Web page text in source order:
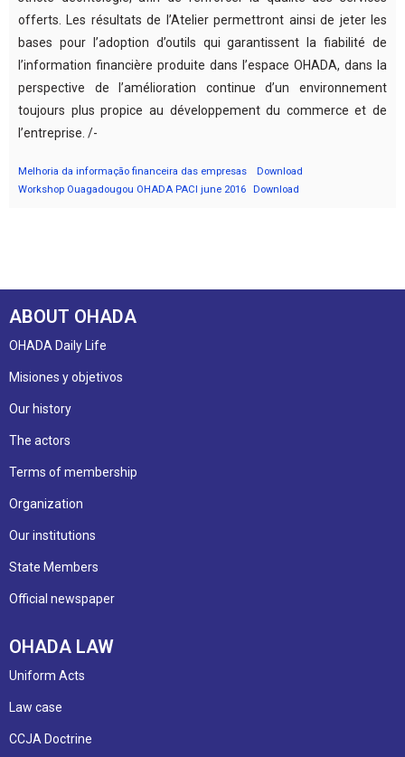
offerts. Les résultats de l’Atelier permettront ainsi de jeter les
bases pour l’adoption d’outils qui garantissent la fiabilité de
l’information financière produite dans l’espace OHADA, dans la
perspective de l’amélioration continue d’un environnement
toujours plus propice au développement du commerce et de
l’entreprise. /-
Melhoria da informação financeira das empresas
Download
Workshop Ouagadougou OHADA PACI june 2016
Download
ABOUT OHADA
OHADA Daily Life
Misiones y objetivos
Our history
The actors
Terms of membership
Organization
Our institutions
State Members
Official newspaper
OHADA LAW
Uniform Acts
Law case
CCJA Doctrine